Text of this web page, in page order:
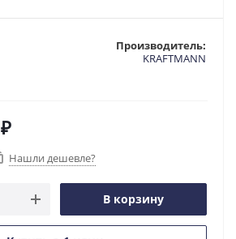
Производитель:
KRAFTMANN
₽
Нашли дешевле?
В корзину